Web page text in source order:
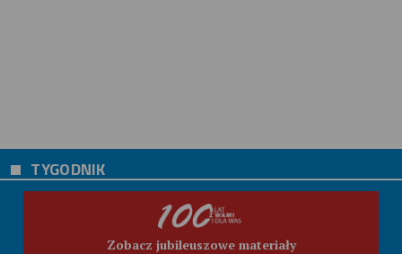
TYGODNIK
Zobacz jubileuszowe materiały